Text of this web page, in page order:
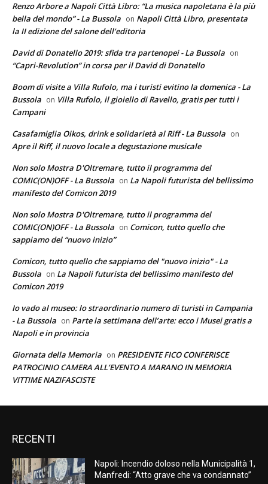
Renzo Arbore a Napoli Città Libro: “La musica napoletana è la più
bella del mondo” - La Bussola on Napoli Città Libro, presentata
la II edizione del salone dell’editoria
David di Donatello 2019: sfida tra partenopei - La Bussola on
“Capri-Revolution” in corsa per il David di Donatello
Boom di visite a Villa Rufolo, ma i turisti evitino la domenica - La
Bussola on Villa Rufolo, il gioiello di Ravello, gratis per tutti i
Campani
Casafamiglia Oikos, drink e solidarietà al Riff - La Bussola on
Apre il Riff, il nuovo locale a degustazione musicale
Non solo Mostra D'Oltremare, tutto il programma del
COMIC(ON)OFF - La Bussola on La Napoli futurista del bellissimo
manifesto del Comicon 2019
Non solo Mostra D'Oltremare, tutto il programma del
COMIC(ON)OFF - La Bussola on Comicon, tutto quello che
sappiamo del “nuovo inizio”
Comicon, tutto quello che sappiamo del "nuovo inizio" - La
Bussola on La Napoli futurista del bellissimo manifesto del
Comicon 2019
Io vado al museo: lo straordinario numero di turisti in Campania
- La Bussola on Parte la settimana dell’arte: ecco i Musei gratis a
Napoli e in provincia
Giornata della Memoria on PRESIDENTE FICO CONFERISCE
PATROCINIO CAMERA ALL’EVENTO A MARANO IN MEMORIA
VITTIME NAZIFASCISTE
RECENTI
Napoli: Incendio doloso nella Municipalità 1,
Manfredi: “Atto grave che va condannato”